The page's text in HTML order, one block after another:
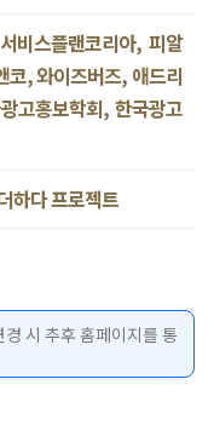
비스플랜코리아, 피알
, 와이즈버즈, 애드리
고홍보학회, 한국광고
하다 프로젝트
시 추후 홈페이지를 통